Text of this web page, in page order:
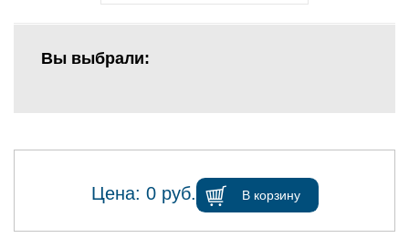
Вы выбрали:
Цена: 0руб. В корзину